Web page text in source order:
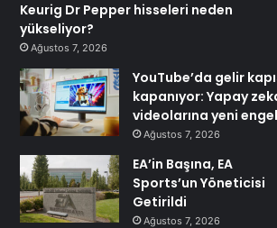
Keurig Dr Pepper hisseleri neden
yükseliyor?
Ağustos 7, 2026
YouTube’da gelir
kapanıyor: Yapay
videolarına yeni engel
Ağustos 7, 2026
EA’in Başına, EA
Sports’un Yöneticisi
Getirildi
Ağustos 7, 2026